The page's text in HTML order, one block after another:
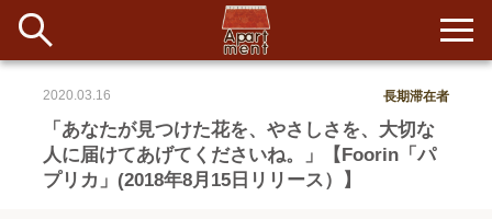
当番ノート
新着
「あなたが見つけた花を、やさしさを、大切な
人に届けてあげてくださいね。」【Foorin「パ
プリカ」(2018年8月15日リリース）】
2020.03.16 長期滞在者